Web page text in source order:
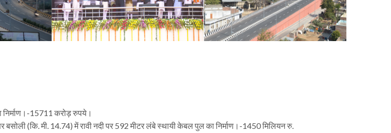
15711 करोड़ रुपये।
(कि. मी. 14.74) में रावी नदी पर 592 मीटर लंबे स्थायी केबल पुल का निर्माण।-1450 मिलियन रु.